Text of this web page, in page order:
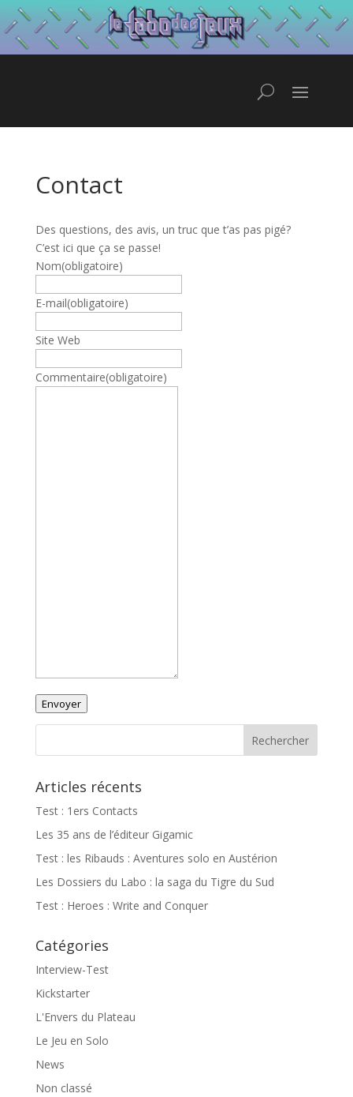
Contact
Des questions, des avis, un truc que t’as pas pigé?
C’est ici que ça se passe!
Nom(obligatoire)
E-mail(obligatoire)
Site Web
Commentaire(obligatoire)
Envoyer
Articles récents
Test : 1ers Contacts
Les 35 ans de l’éditeur Gigamic
Test : les Ribauds : Aventures solo en Austérion
Les Dossiers du Labo : la saga du Tigre du Sud
Test : Heroes : Write and Conquer
Catégories
Interview-Test
Kickstarter
L'Envers du Plateau
Le Jeu en Solo
News
Non classé